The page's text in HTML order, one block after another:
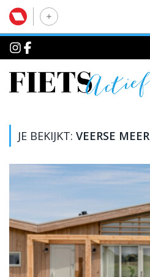
JE BEKIJKT: VEERSE MEER